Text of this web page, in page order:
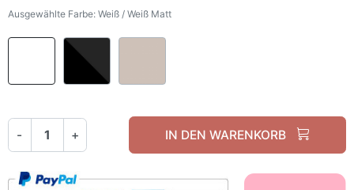
Ausgewählte Farbe: Weiß / Weiß Matt
Weiß / Weiß Matt
- + IN DEN WARENKORB